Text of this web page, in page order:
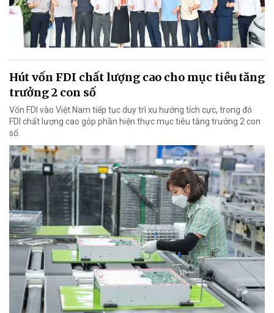
Hút vốn FDI chất lượng cao cho mục tiêu tăng
trưởng 2 con số
Vốn FDI vào Việt Nam tiếp tục duy trì xu hướng tích cực, trong đó
FDI chất lượng cao góp phần hiện thực mục tiêu tăng trưởng 2 con
số.